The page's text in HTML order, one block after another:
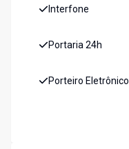
Interfone
Portaria 24h
Porteiro Eletrônico